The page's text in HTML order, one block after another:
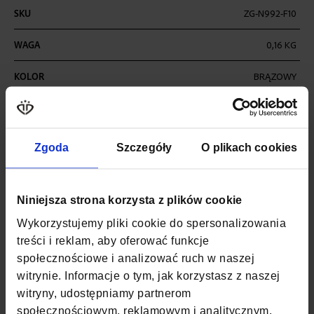
Zgoda Szczegóły O plikach cookies
Niniejsza strona korzysta z plików cookie
Wykorzystujemy pliki cookie do spersonalizowania
treści i reklam, aby oferować funkcje
społecznościowe i analizować ruch w naszej
witrynie. Informacje o tym, jak korzystasz z naszej
witryny, udostępniamy partnerom
społecznościowym, reklamowym i analitycznym.
informacji
SKU ZG-N992-F10
WAGA 0,16 KG
KOLOR BRĄZOWY
MATERIAŁ
SKÓRA NATURALNA
SZEROKOŚĆ 12,7 CM
WYSOKOŚĆ 9,5 CM
PUDEŁKO
ZAPIĘCIE BEZ ZAPIĘCIA